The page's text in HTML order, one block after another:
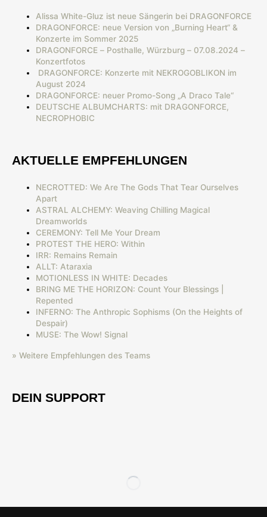
Alissa White-Gluz ist neue Sängerin bei DRAGONFORCE
DRAGONFORCE: neue Version von „Burning Heart“ &
Konzerte im Sommer 2025
DRAGONFORCE – Posthalle, Würzburg – 07.08.2024 –
Konzertfotos
DRAGONFORCE: Konzerte mit NEKROGOBLIKON im
August 2024
DRAGONFORCE: neuer Promo-Song „A Draco Tale“
DEUTSCHE ALBUMCHARTS: mit DRAGONFORCE,
NECROPHOBIC
AKTUELLE EMPFEHLUNGEN
NECROTTED: We Are The Gods That Tear Ourselves
Apart
ASTRAL ALCHEMY: Weaving Chilling Magical
Dreamworlds
CEREMONY: Tell Me Your Dream
PROTEST THE HERO: Within
IRR: Remains Remain
ALLT: Ataraxia
MOTIONLESS IN WHITE: Decades
BRING ME THE HORIZON: Count Your Blessings |
Repented
INFERNO: The Anthropic Sophisms (On the Heights of
Despair)
MUSE: The Wow! Signal
» Weitere Empfehlungen des Teams
DEIN SUPPORT